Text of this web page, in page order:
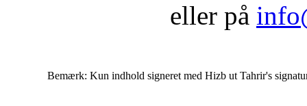
eller på
Bemærk: Kun indhold signeret med Hizb ut Tahrir's